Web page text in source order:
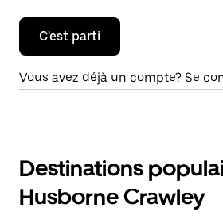
C'est parti
Vous avez déjà un compte? Se
Destinations
Husborne Crawley